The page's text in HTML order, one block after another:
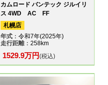
カムロード バンテック ジルイリ
ス 4WD AC FF
札幌店
年式：令和7年(2025年)
走行距離：258km
1529.9万円(税込)